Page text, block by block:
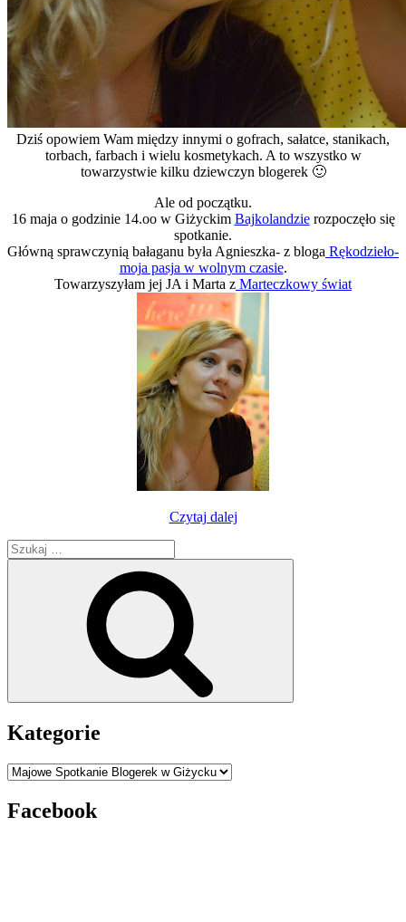
Dziś opowiem Wam między innymi o gofrach, sałatce, stanikach,
torbach, farbach i wielu kosmetykach. A to wszystko w
towarzystwie kilku dziewczyn blogerek 🙂
Ale od początku.
16 maja o godzinie 14.oo w Giżyckim Bajkolandzierozpoczęło się
spotkanie.
Główną sprawczynią bałaganu była Agnieszka- z bloga Rękodzieło-
moja pasja w wolnym czasie.
Towarzyszyłam jej JA i Marta z Marteczkowy świat
Czytaj dalej„Majowe
w
Szukaj:
Kategorie
Kategorie
Facebook